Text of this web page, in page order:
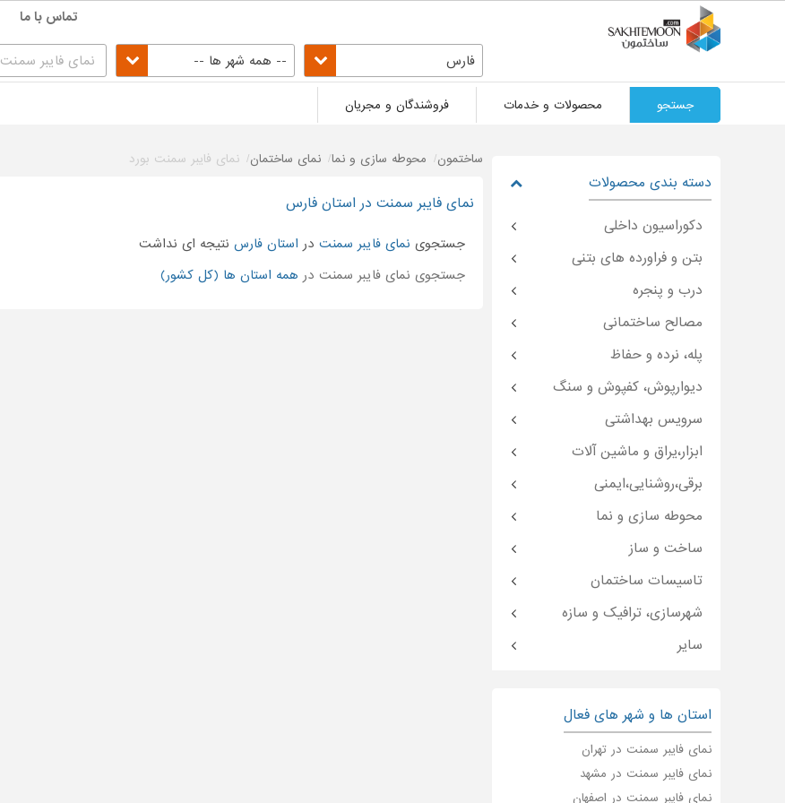
تماس با ما
فارس -- همه شهر ها --
جستجو محصولات و خدمات فروشندگان و مجریان
ساختمون محوطه سازی و نما نمای ساختمان نمای فایبر سمنت بورد
نمای فایبر سمنت در استان فارس
جستجوی نمای فایبر سمنت در استان فارس نتیجه ای نداشت
جستجوی نمای فایبر سمنت در همه استان ها (کل کشور)
دسته بندی محصولات
دکوراسیون داخلی
بتن و فراورده های بتنی
درب و پنجره
مصالح ساختمانی
پله، نرده و حفاظ
دیوارپوش، کفپوش و سنگ
سرویس بهداشتی
ابزار،یراق و ماشین آلات
برقی،روشنایی،ایمنی
محوطه سازی و نما
ساخت و ساز
تاسیسات ساختمان
شهرسازی، ترافیک و سازه
سایر
استان ها و شهر های فعال
نمای فایبر سمنت در تهران
نمای فایبر سمنت در مشهد
نمای فایبر سمنت در اصفهان